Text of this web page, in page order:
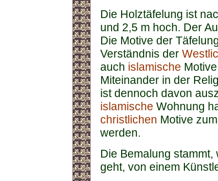
Die Holztäfelung ist
und 2,5 m hoch. Der
Die Motive der
Verständnis der
auch islamische
Miteinander in der
ist dennoch davon
islamische Wohnung
christlichen Motive
werden.
Die Bemalung
geht, von einem